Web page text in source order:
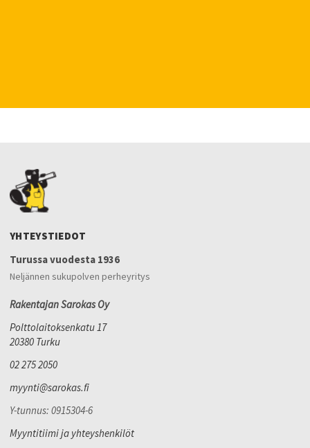
YHTEYSTIEDOT
Turussa vuodesta 1936
Neljännen sukupolven perheyritys
Rakentajan Sarokas Oy
Polttolaitoksenkatu 17
20380 Turku
02 275 2050
myynti@sarokas.fi
Y-tunnus: 0915304-6
Myyntitiimi ja yhteyshenkilöt